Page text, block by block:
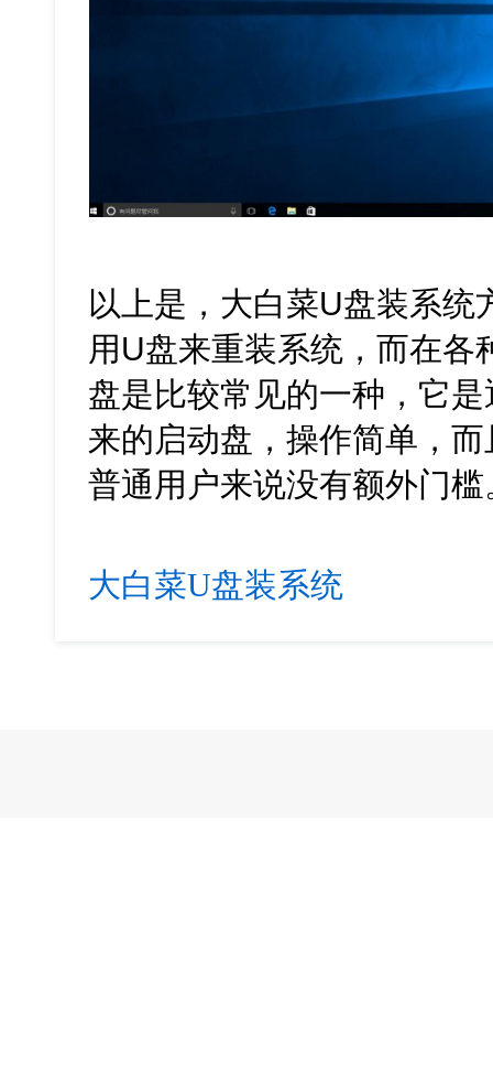
以上是，大白菜U盘装系
用U盘来重装系统，而在各
盘是比较常见的一种，它是
来的启动盘，操作简单，
普通用户来说没有额外门槛
大白菜U盘装系统